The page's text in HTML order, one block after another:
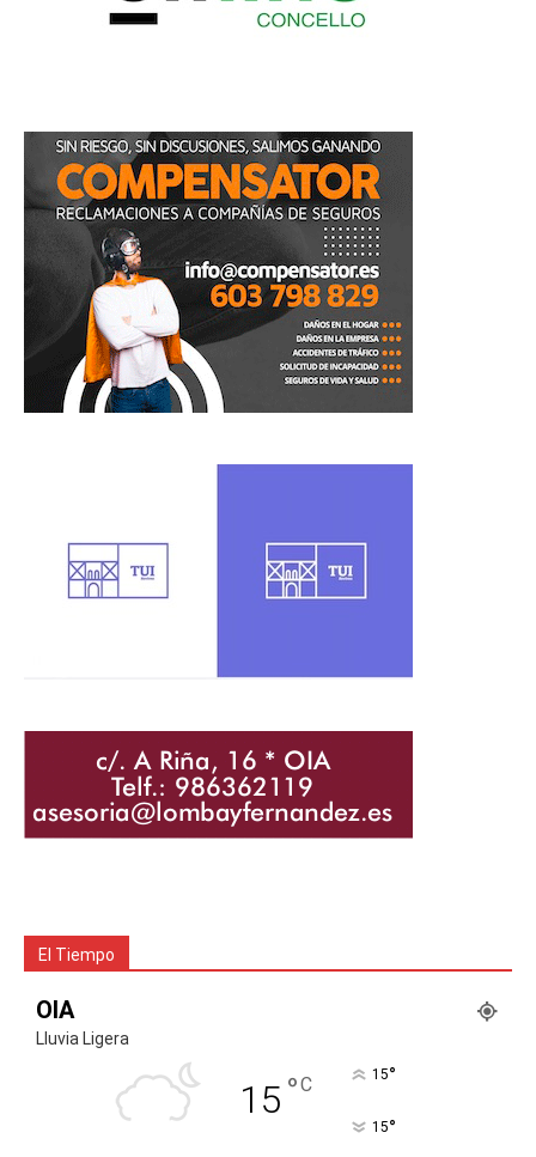
El Tiempo
OIA
Lluvia Ligera
15 °C 15°
15°